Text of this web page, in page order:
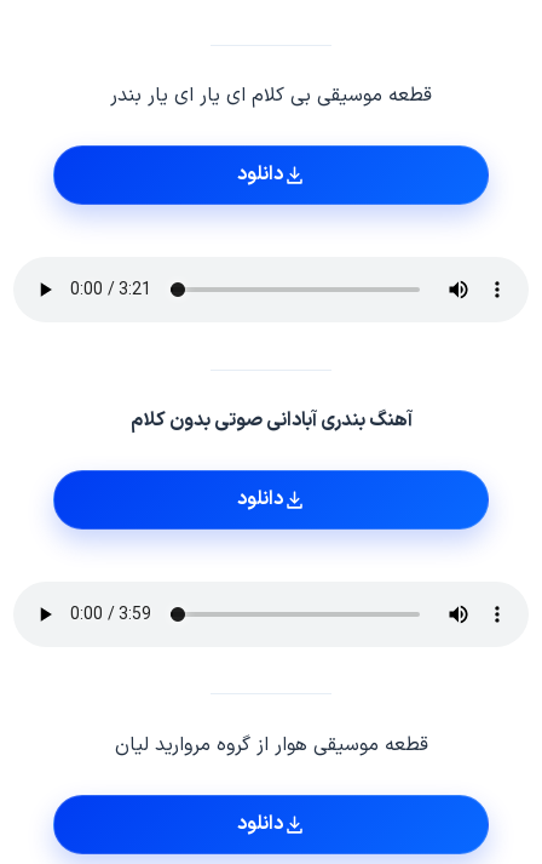
قطعه موسیقی بی کلام ای یار ای یار بندر
دانلود
آهنگ بندری آبادانی صوتی بدون کلام
دانلود
قطعه موسیقی هوار از گروه مروارید لیان
دانلود